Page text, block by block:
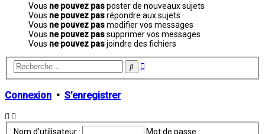
Vous ne pouvez pasposter de nouveaux sujets
Vous ne pouvez pasrépondre aux sujets
Vous ne pouvez pasmodifier vos messages
Vous ne pouvez passupprimer vos messages
Vous ne pouvez pasjoindre des fichiers
Rechercher
Recherche
Connexion • S’enregistrer
Nom d’utilisateur : Mot de passe :